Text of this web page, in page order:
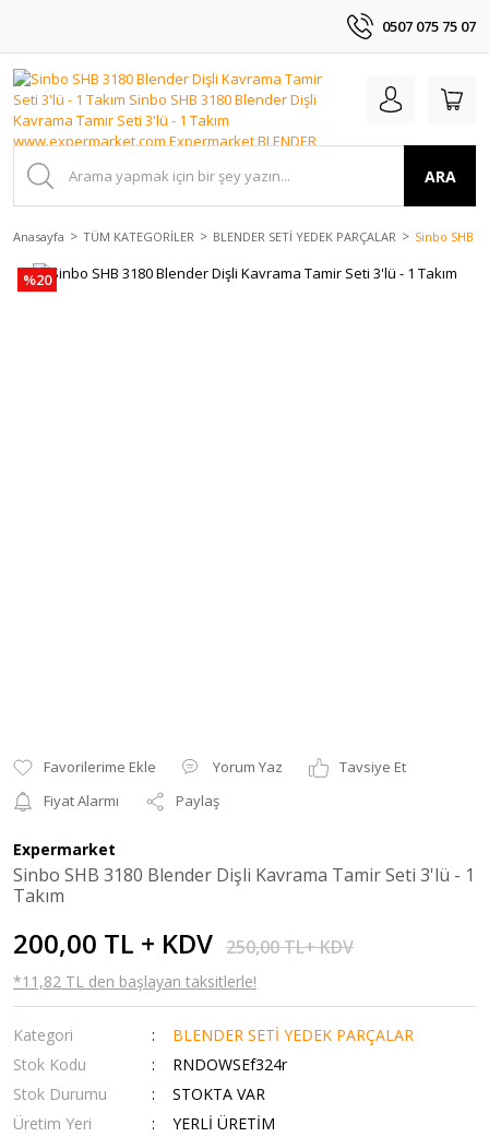
0507 075 75 07
ARA
Anasayfa TÜM KATEGORİLER BLENDER SETİ YEDEK PARÇALAR Sinbo SHB
%20
Yorum Yaz
Tavsiye Et
Fiyat Alarmı
Paylaş
Expermarket
Sinbo SHB 3180 Blender Dişli Kavrama Tamir Seti 3'lü - 1
Takım
200,00 TL + KDV 250,00 TL+ KDV
*11,82 TL den başlayan taksitlerle!
Kategori
BLENDER SETİ YEDEK PARÇALAR
Stok Kodu
RNDOWSEf324r
Stok Durumu
STOKTA VAR
Üretim Yeri
YERLİ ÜRETİM